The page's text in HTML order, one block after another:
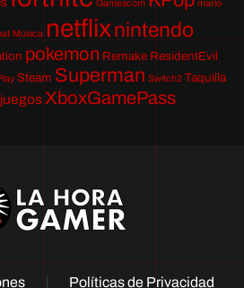
Gamescom mario
Música netflixnintendo
pokemon Remake ResidentEvil
Steam Superman Switch2 Taquilla
XboxGamePass
Políticas de Privacidad